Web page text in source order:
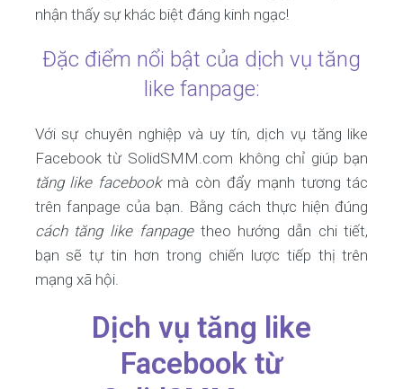
nhận thấy sự khác biệt đáng kinh ngạc!
Đặc điểm nổi bật của dịch vụ tăng
like fanpage:
Với sự chuyên nghiệp và uy tín, dịch vụ tăng like
Facebook từ SolidSMM.com không chỉ giúp bạn
tăng like facebookmà còn đẩy mạnh tương tác
trên fanpage của bạn. Bằng cách thực hiện đúng
cách tăng like fanpagetheo hướng dẫn chi tiết,
bạn sẽ tự tin hơn trong chiến lược tiếp thị trên
mạng xã hội.
Dịch vụ tăng like
Facebook từ